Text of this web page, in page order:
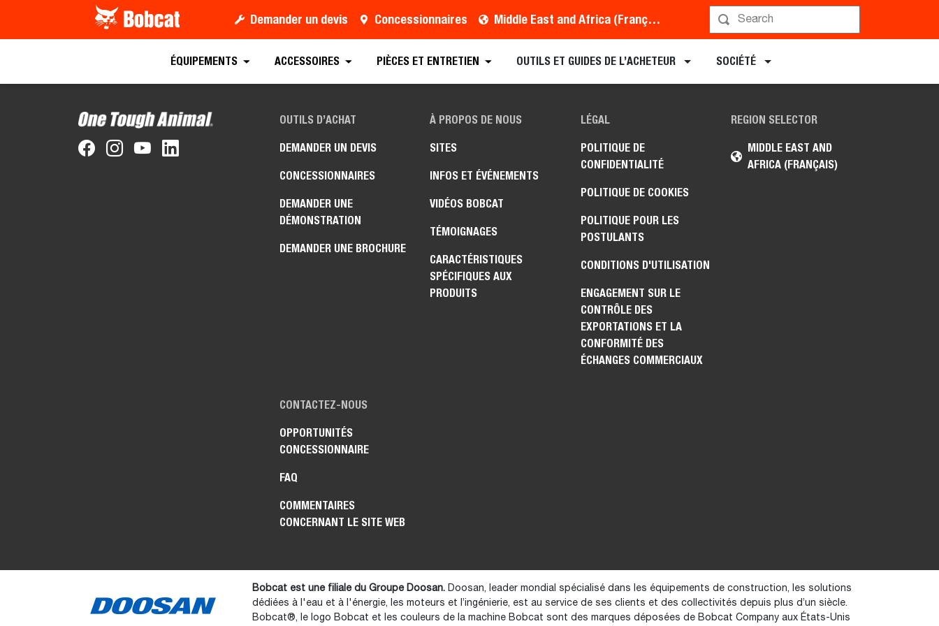
Demander un devis Concessionnaires Middle East and Africa (Français)
ÉQUIPEMENTS ACCESSOIRES PIÈCES ET ENTRETIEN OUTILS ET GUIDES DE L’ACHETEUR SOCIÉTÉ
REGION SELECTOR
MIDDLE EAST AND
AFRICA (FRANÇAIS)
OUTILS D’ACHAT
DEMANDER UN DEVIS
CONCESSIONNAIRES
DEMANDER UNE
DÉMONSTRATION
DEMANDER UNE BROCHURE
À PROPOS DE NOUS
SITES
INFOS ET ÉVÉNEMENTS
VIDÉOS BOBCAT
TÉMOIGNAGES
CARACTÉRISTIQUES
SPÉCIFIQUES AUX
PRODUITS
LÉGAL
POLITIQUE DE
CONFIDENTIALITÉ
POLITIQUE DE COOKIES
POLITIQUE POUR LES
POSTULANTS
CONDITIONS D'UTILISATION
ENGAGEMENT SUR LE
CONTRÔLE DES
EXPORTATIONS ET LA
CONFORMITÉ DES
ÉCHANGES COMMERCIAUX
CONTACTEZ-NOUS
OPPORTUNITÉS
CONCESSIONNAIRE
FAQ
COMMENTAIRES
CONCERNANT LE SITE WEB
Bobcat est une filiale du Groupe Doosan. Doosan, leader mondial spécialisé dans les équipements de construction, les solutions
dédiées à l'eau et à l'énergie, les moteurs et l’ingénierie, est au service de ses clients et des collectivités depuis plus d’un siècle.
Bobcat®, le logo Bobcat et les couleurs de la machine Bobcat sont des marques déposées de Bobcat Company aux États-Unis